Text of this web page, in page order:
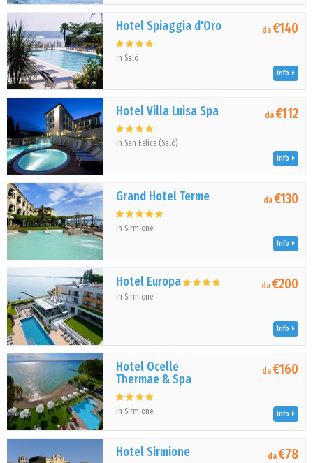
Hotel Spiaggia d'Oro
in Salò
da€140
Info
Hotel Villa Luisa Spa
in San Felice (Salò)
da€112
Info
Grand Hotel Terme
in Sirmione
da€130
Info
Hotel Europa
in Sirmione
da€200
Info
Hotel Ocelle
Thermae & Spa
in Sirmione
da€160
Info
Hotel Sirmione da€78